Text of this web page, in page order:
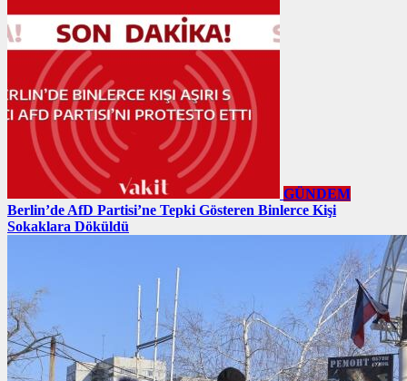
GÜNDEM
Berlin’de AfD Partisi’ne Tepki Gösteren Binlerce Kişi
Sokaklara Döküldü